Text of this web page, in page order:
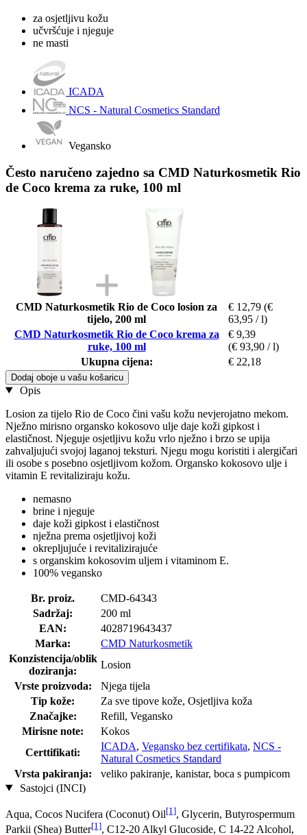
za osjetljivu kožu
učvršćuje i njeguje
ne masti
ICADA
NCS - Natural Cosmetics Standard
Vegansko
Često naručeno zajedno sa CMD Naturkosmetik Rio
de Coco krema za ruke, 100 ml
CMD Naturkosmetik Rio de Coco losion za
tijelo, 200 ml
€ 12,79 (€
63,95 / l)
CMD Naturkosmetik Rio de Coco krema za
ruke, 100 ml
€ 9,39
(€ 93,90 / l)
Ukupna cijena:
€ 22,18
Dodaj oboje u vašu košaricu
Opis
Losion za tijelo Rio de Coco čini vašu kožu nevjerojatno mekom.
Nježno mirisno organsko kokosovo ulje daje koži gipkost i
elastičnost. Njeguje osjetljivu kožu vrlo nježno i brzo se upija
zahvaljujući svojoj laganoj teksturi. Njegu mogu koristiti i alergičari
ili osobe s posebno osjetljivom kožom. Organsko kokosovo ulje i
vitamin E revitaliziraju kožu.
nemasno
brine i njeguje
daje koži gipkost i elastičnost
nježna prema osjetljivoj koži
okrepljujuće i revitalizirajuće
s organskim kokosovim uljem i vitaminom E.
100% vegansko
Br. proiz.
CMD-64343
Sadržaj:
200 ml
EAN:
4028719643437
Marka:
CMD Naturkosmetik
Konzistencija/oblik
doziranja:
Losion
Vrste proizvoda:
Njega tijela
Tip kože:
Za sve tipove kože, Osjetljiva koža
Značajke:
Refill, Vegansko
Mirisne note:
Kokos
Certtifikati:
ICADA, Vegansko bez certifikata, NCS -
Natural Cosmetics Standard
Vrsta pakiranja:
veliko pakiranje, kanistar, boca s pumpicom
Sastojci (INCI)
Aqua, Cocos Nucifera (Coconut) Oil[1], Glycerin, Butyrospermum
Parkii (Shea) Butter[1], C12-20 Alkyl Glucoside, C 14-22 Alcohol,